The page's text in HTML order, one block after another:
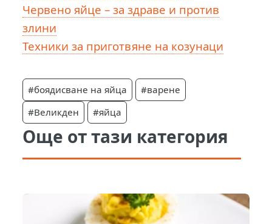
Червено яйце – за здраве и против
злини
Техники за приготвяне на козунаци
#боядисване на яйца
#варене
#Великден
#яйца
Още от тази категория